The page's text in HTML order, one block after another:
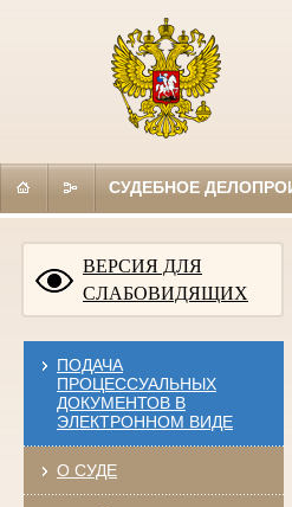
СУДЕБНОЕ
ВЕРСИЯ ДЛЯ
СЛАБОВИДЯЩИХ
ПОДАЧА
ПРОЦЕССУАЛЬНЫХ
ДОКУМЕНТОВ В
ЭЛЕКТРОННОМ ВИДЕ
О СУДЕ